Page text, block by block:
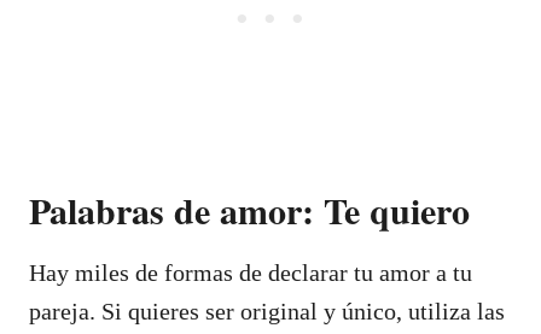
Palabras de amor: Te quiero
Hay miles de formas de declarar tu amor a tu
pareja. Si quieres ser original y único, utiliza las